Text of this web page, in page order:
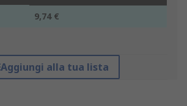
9,74 €
Aggiungi alla tua lista